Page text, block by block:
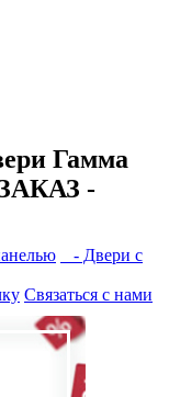
Гамма
-
- Двери с
Связаться с нами